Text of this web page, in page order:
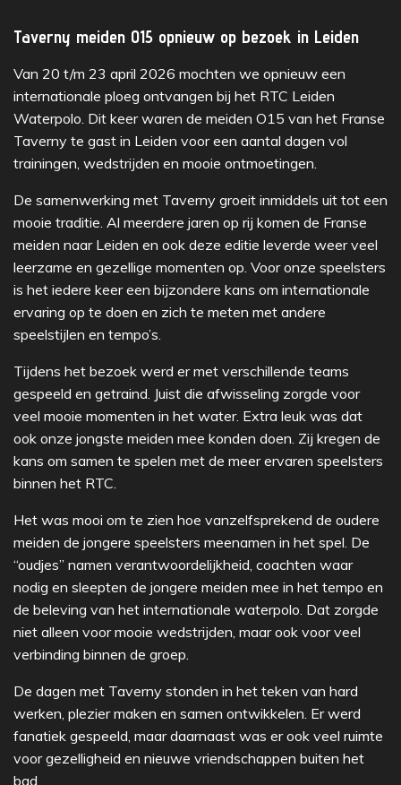
Taverny meiden O15 opnieuw op bezoek in Leiden
Van 20 t/m 23 april 2026 mochten we opnieuw een
internationale ploeg ontvangen bij het RTC Leiden
Waterpolo. Dit keer waren de meiden O15 van het Franse
Taverny te gast in Leiden voor een aantal dagen vol
trainingen, wedstrijden en mooie ontmoetingen.
De samenwerking met Taverny groeit inmiddels uit tot een
mooie traditie. Al meerdere jaren op rij komen de Franse
meiden naar Leiden en ook deze editie leverde weer veel
leerzame en gezellige momenten op. Voor onze speelsters
is het iedere keer een bijzondere kans om internationale
ervaring op te doen en zich te meten met andere
speelstijlen en tempo’s.
Tijdens het bezoek werd er met verschillende teams
gespeeld en getraind. Juist die afwisseling zorgde voor
veel mooie momenten in het water. Extra leuk was dat
ook onze jongste meiden mee konden doen. Zij kregen de
kans om samen te spelen met de meer ervaren speelsters
binnen het RTC.
Het was mooi om te zien hoe vanzelfsprekend de oudere
meiden de jongere speelsters meenamen in het spel. De
“oudjes” namen verantwoordelijkheid, coachten waar
nodig en sleepten de jongere meiden mee in het tempo en
de beleving van het internationale waterpolo. Dat zorgde
niet alleen voor mooie wedstrijden, maar ook voor veel
verbinding binnen de groep.
De dagen met Taverny stonden in het teken van hard
werken, plezier maken en samen ontwikkelen. Er werd
fanatiek gespeeld, maar daarnaast was er ook veel ruimte
voor gezelligheid en nieuwe vriendschappen buiten het
bad.